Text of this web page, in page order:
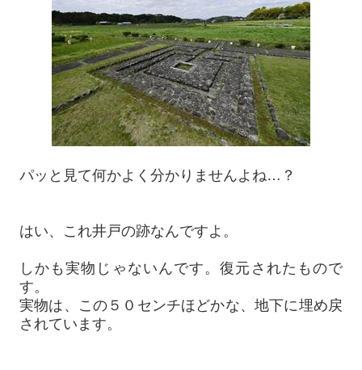
パッと見て何かよく分かりませんよね…？
はい、これ井戸の跡なんですよ。
しかも実物じゃないんです。復元されたもので
す。
実物は、この５０センチほどかな、地下に埋め戻
されています。